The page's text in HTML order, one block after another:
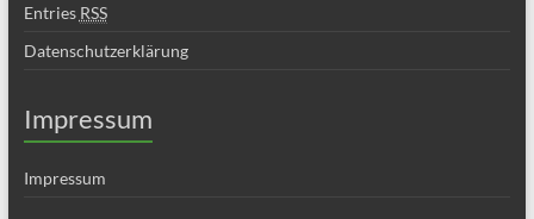
Entries RSS
Datenschutzerklärung
Impressum
Impressum